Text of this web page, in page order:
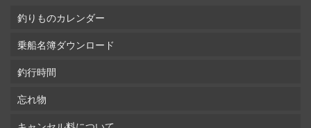
釣りものカレンダー
乗船名簿ダウンロード
釣行時間
忘れ物